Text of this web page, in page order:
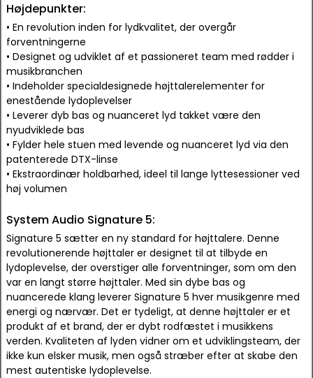
Højdepunkter:
• En revolution inden for lydkvalitet, der overgår
forventningerne
• Designet og udviklet af et passioneret team med rødder i
musikbranchen
• Indeholder specialdesignede højttalerelementer for
enestående lydoplevelser
• Leverer dyb bas og nuanceret lyd takket være den
nyudviklede bas
• Fylder hele stuen med levende og nuanceret lyd via den
patenterede DTX-linse
• Ekstraordinær holdbarhed, ideel til lange lyttesessioner ved
høj volumen
System Audio Signature 5:
Signature 5 sætter en ny standard for højttalere. Denne
revolutionerende højttaler er designet til at tilbyde en
lydoplevelse, der overstiger alle forventninger, som om den
var en langt større højttaler. Med sin dybe bas og
nuancerede klang leverer Signature 5 hver musikgenre med
energi og nærvær. Det er tydeligt, at denne højttaler er et
produkt af et brand, der er dybt rodfæstet i musikkens
verden. Kvaliteten af lyden vidner om et udviklingsteam, der
ikke kun elsker musik, men også stræber efter at skabe den
mest autentiske lydoplevelse.